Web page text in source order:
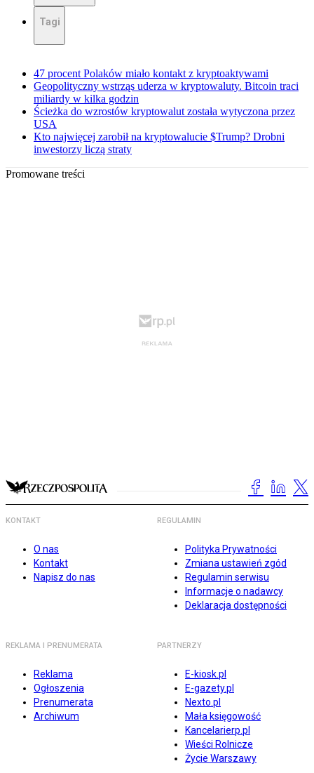
Tagi
47 procent Polaków miało kontakt z kryptoaktywami
Geopolityczny wstrząs uderza w kryptowaluty. Bitcoin traci
miliardy w kilka godzin
Ścieżka do wzrostów kryptowalut została wytyczona przez
USA
Kto najwięcej zarobił na kryptowalucie $Trump? Drobni
inwestorzy liczą straty
Promowane treści
KONTAKT
O nas
Kontakt
Napisz do nas
REGULAMIN
Polityka Prywatności
Zmiana ustawień zgód
Regulamin serwisu
Informacje o nadawcy
Deklaracja dostępności
REKLAMA I PRENUMERATA
Reklama
Ogłoszenia
Prenumerata
Archiwum
PARTNERZY
E-kiosk.pl
E-gazety.pl
Nexto.pl
Mała księgowość
Kancelarierp.pl
Wieści Rolnicze
Życie Warszawy